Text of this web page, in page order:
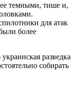
темными, тише и,
для атак
более
разведка
собирать